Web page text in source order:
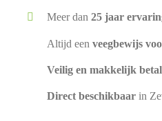
Meer dan25 jaar
Altijd eenveegbewijs
Veilig en makkelijk
Direct beschikbaar in